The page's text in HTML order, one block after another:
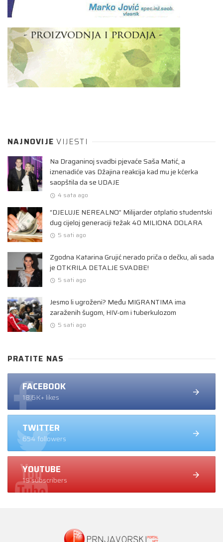
NAJNOVIJEVIJESTI
Na Draganinoj svadbi pjevaće Saša Matić, a
iznenadiće vas Džajina reakcija kad mu je kćerka
saopštila da se UDAJE
4 sata ago
“DJELUJE NEREALNO” Milijarder otplatio studentski
dug cijeloj generaciji težak 40 MILIONA DOLARA
5 sati ago
Zgodna Katarina Grujić nerado priča o dečku, ali sada
je OTKRILA DETALJE SVADBE!
5 sati ago
Jesmo li ugroženi? Među MIGRANTIMA ima
zaraženih šugom, HIV-om i tuberkulozom
5 sati ago
PRATITE NAS
FACEBOOK
18.6K+ likes
TWITTER
654 followers
YOUTUBE
19 subscribers